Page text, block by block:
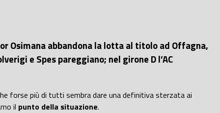
Osimana abbandona la lotta al titolo ad Offagna,
e Spes pareggiano; nel girone D l’AC
forse più di tutti sembra dare una definitiva sterzata ai
il punto della situazione.